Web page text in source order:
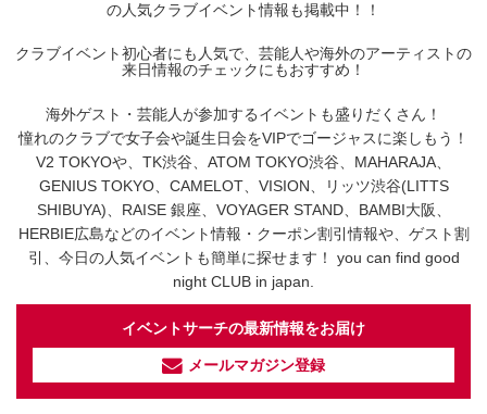
の人気クラブイベント情報も掲載中！！
クラブイベント初心者にも人気で、芸能人や海外のアーティストの
来日情報のチェックにもおすすめ！
海外ゲスト・芸能人が参加するイベントも盛りだくさん！
憧れのクラブで女子会や誕生日会をVIPでゴージャスに楽しもう！
V2 TOKYOや、TK渋谷、ATOM TOKYO渋谷、MAHARAJA、
GENIUS TOKYO、CAMELOT、VISION、リッツ渋谷(LITTS
SHIBUYA)、RAISE 銀座、VOYAGER STAND、BAMBI大阪、
HERBIE広島などのイベント情報・クーポン割引情報や、ゲスト割
引、今日の人気イベントも簡単に探せます！ you can find good
night CLUB in japan.
イベントサーチの最新情報をお届け
メールマガジン登録